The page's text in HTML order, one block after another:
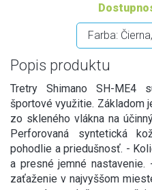
Popis produktu
Tretry Shimano SH-ME4
športové využitie. Základom
zo skleného vlákna na
Perforovaná syntetická
pohodlie a priedušnosť. -
a presné jemné
zaťaženie v najvyššom